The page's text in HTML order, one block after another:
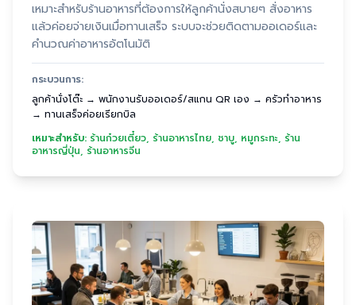
เหมาะสำหรับร้านอาหารที่ต้องการให้ลูกค้านั่งสบายๆ สั่งอาหาร
แล้วค่อยจ่ายเงินเมื่อทานเสร็จ ระบบจะช่วยติดตามออเดอร์และ
คำนวณค่าอาหารอัตโนมัติ
กระบวนการ:
ลูกค้านั่งโต๊ะ → พนักงานรับออเดอร์/สแกน QR เอง → ครัวทำอาหาร
→ ทานเสร็จค่อยเรียกบิล
เหมาะสำหรับ: ร้านก๋วยเตี๋ยว, ร้านอาหารไทย, ชาบู, หมูกระทะ, ร้าน
อาหารญี่ปุ่น, ร้านอาหารจีน